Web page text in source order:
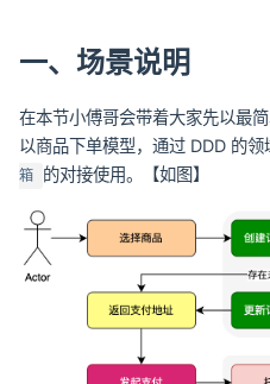
一、场景说明
在本节小傅哥会带着大家先以最
以商品下单模型，通过 DDD 的
箱
的对接使用。【如图】